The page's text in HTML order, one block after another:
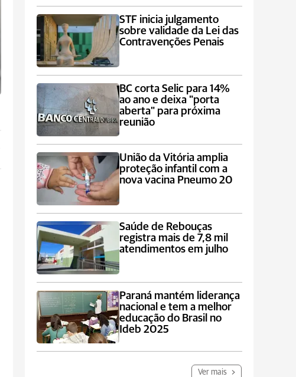
STF inicia julgamento
sobre validade da Lei das
Contravenções Penais
BC corta Selic para 14%
ao ano e deixa "porta
aberta" para próxima
reunião
União da Vitória amplia
proteção infantil com a
nova vacina Pneumo 20
Saúde de Rebouças
registra mais de 7,8 mil
atendimentos em julho
Paraná mantém liderança
nacional e tem a melhor
educação do Brasil no
Ideb 2025
Ver mais